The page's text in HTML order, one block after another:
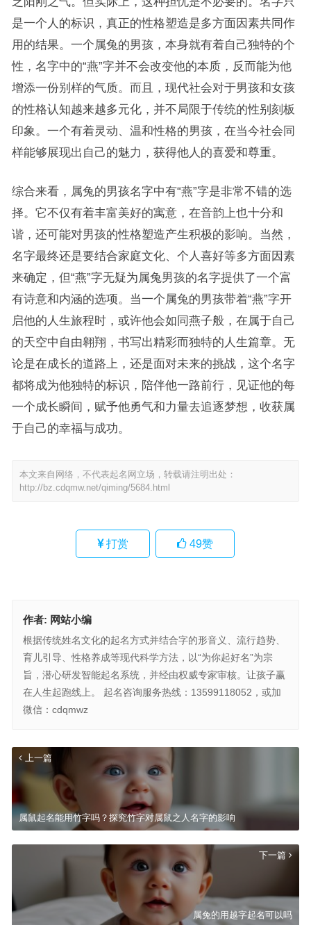
是一个人的标识，真正的性格塑造是多方面因素共同作
用的结果。一个属兔的男孩，本身就有着自己独特的个
性，名字中的“燕”字并不会改变他的本质，反而能为他
增添一份别样的气质。而且，现代社会对于男孩和女孩
的性格认知越来越多元化，并不局限于传统的性别刻板
印象。一个有着灵动、温和性格的男孩，在当今社会同
样能够展现出自己的魅力，获得他人的喜爱和尊重。
综合来看，属兔的男孩名字中有“燕”字是非常不错的选
择。它不仅有着丰富美好的寓意，在音韵上也十分和
谐，还可能对男孩的性格塑造产生积极的影响。当然，
名字最终还是要结合家庭文化、个人喜好等多方面因素
来确定，但“燕”字无疑为属兔男孩的名字提供了一个富
有诗意和内涵的选项。当一个属兔的男孩带着“燕”字开
启他的人生旅程时，或许他会如同燕子般，在属于自己
的天空中自由翱翔，书写出精彩而独特的人生篇章。无
论是在成长的道路上，还是面对未来的挑战，这个名字
都将成为他独特的标识，陪伴他一路前行，见证他的每
一个成长瞬间，赋予他勇气和力量去追逐梦想，收获属
于自己的幸福与成功。
本文来自网络，不代表起名网立场，转载请注明出处：
http://bz.cdqmw.net/qiming/5684.html
打赏 49赞
作者: 网站小编
根据传统姓名文化的起名方式并结合字的形音义、流行趋势、
育儿引导、性格养成等现代科学方法，以“为你起好名”为宗
旨，潜心研发智能起名系统，并经由权威专家审核。让孩子赢
在人生起跑线上。 起名咨询服务热线：13599118052，或加
微信：cdqmwz
上一篇
属鼠起名能用竹字吗？探究竹字对属鼠之人名字的影响
下一篇
属兔的用越字起名可以吗